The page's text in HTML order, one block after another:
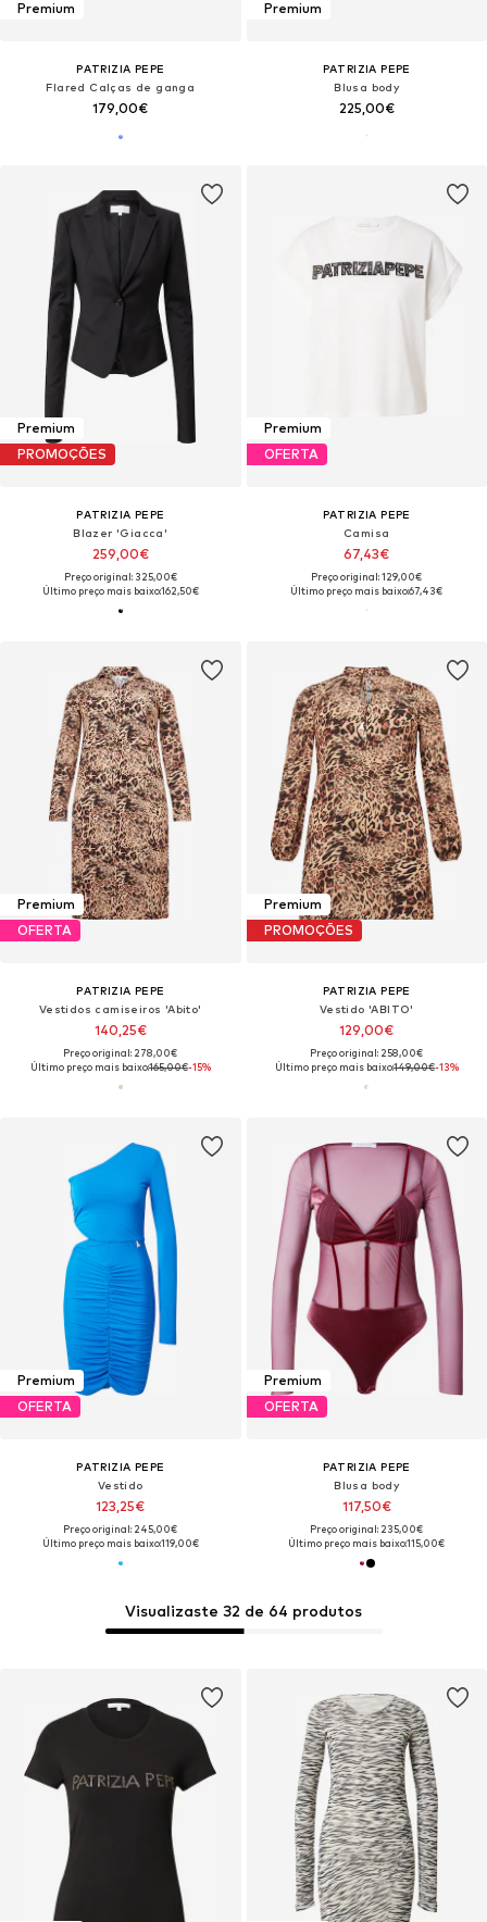
Premium
PATRIZIA PEPE
Flared Calças de ganga
179,00€
Premium
PATRIZIA PEPE
Blusa body
225,00€
Premium
PROMOÇÕES
PATRIZIA PEPE
Blazer 'Giacca'
259,00€
Preço original: 325,00€
Último preço mais baixo:162,50€
Premium
OFERTA
PATRIZIA PEPE
Camisa
67,43€
Preço original: 129,00€
Último preço mais baixo:67,43€
Premium
OFERTA
PATRIZIA PEPE
Vestidos camiseiros 'Abito'
140,25€
Preço original: 278,00€
Último preço mais baixo:165,00€-15%
Premium
PROMOÇÕES
PATRIZIA PEPE
Vestido 'ABITO'
129,00€
Preço original: 258,00€
Último preço mais baixo:149,00€-13%
Premium
OFERTA
PATRIZIA PEPE
Vestido
123,25€
Preço original: 245,00€
Último preço mais baixo:119,00€
Premium
OFERTA
PATRIZIA PEPE
Blusa body
117,50€
Preço original: 235,00€
Último preço mais baixo:115,00€
Visualizaste 32 de 64 produtos